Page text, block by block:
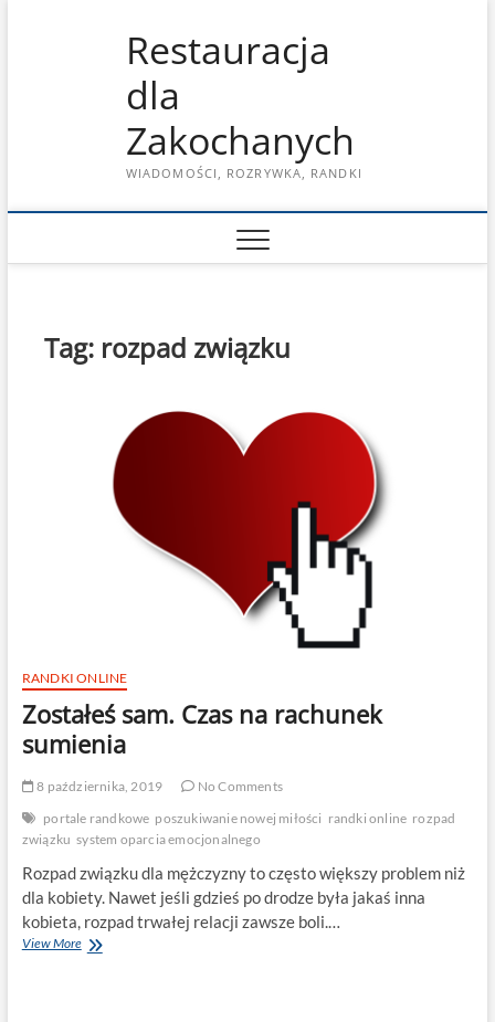
Restauracja
dla
Zakochanych
WIADOMOŚCI, ROZRYWKA, RANDKI
Tag: rozpad związku
RANDKI ONLINE
Zostałeś sam. Czas na rachunek
sumienia
8 października, 2019
No Comments
portale randkowe poszukiwanie nowej miłości randki online rozpad
związku system oparcia emocjonalnego
Rozpad związku dla mężczyzny to często większy problem niż
dla kobiety. Nawet jeśli gdzieś po drodze była jakaś inna
kobieta, rozpad trwałej relacji zawsze boli.…
View MoreZostałeś